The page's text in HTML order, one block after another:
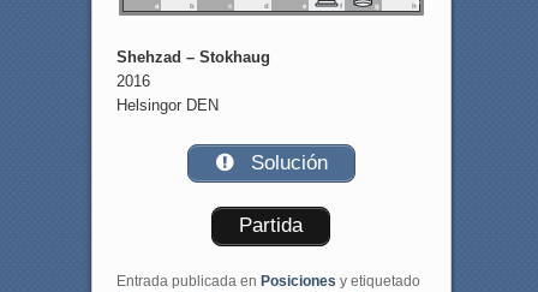
a b c d e f g h
Shehzad – Stokhaug
2016
Helsingor DEN
Solución
Partida
Entrada publicada en Posiciones y etiquetado